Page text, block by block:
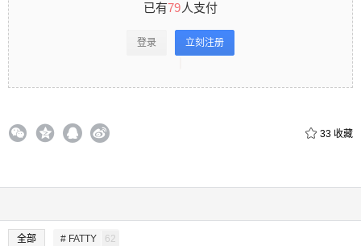
已有79人支付
登录 立刻注册
33 收藏
全部 # FATTY 62